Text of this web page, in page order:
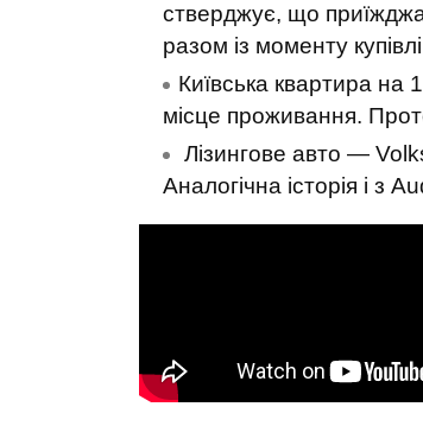
стверджує, що
разом із моменту
Київська квартира на
місце проживання.
Лізингове авто —
Аналогічна історія і з